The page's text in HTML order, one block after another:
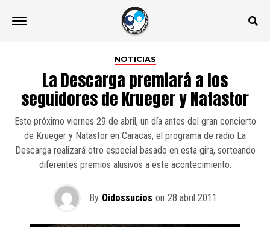
NOTICIAS
La Descarga premiará a los
seguidores de Krueger y Natastor
Este próximo viernes 29 de abril, un día antes del gran concierto
de Krueger y Natastor en Caracas, el programa de radio La
Descarga realizará otro especial basado en esta gira, sorteando
diferentes premios alusivos a este acontecimiento.
By Oidossucios on 28 abril 2011